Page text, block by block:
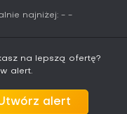
najniżej: - -
na lepszą ofertę?
alert.
alert